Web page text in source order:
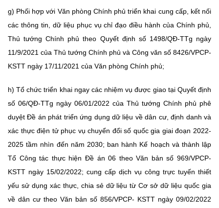
g) Phối hợp với Văn phòng Chính phủ triển khai cung cấp, kết nối
các thông tin, dữ liệu phục vụ chỉ đạo điều hành của Chính phủ,
Thủ tướng Chính phủ theo Quyết định số 1498/QĐ-TTg ngày
11/9/2021 của Thủ tướng Chính phủ và Công văn số 8426/VPCP-
KSTT ngày 17/11/2021 của Văn phòng Chính phủ;
h) Tổ chức triển khai ngay các nhiệm vụ được giao tại Quyết định
số 06/QĐ-TTg ngày 06/01/2022 của Thủ tướng Chính phủ phê
duyệt Đề án phát triển ứng dụng dữ liệu về dân cư, định danh và
xác thực điện tử phục vụ chuyển đổi số quốc gia giai đoạn 2022-
2025 tầm nhìn đến năm 2030; ban hành Kế hoạch và thành lập
Tổ Công tác thực hiện Đề án 06 theo Văn bản số 969/VPCP-
KSTT ngày 15/02/2022; cung cấp dịch vụ công trực tuyến thiết
yếu sử dụng xác thực, chia sẻ dữ liệu từ Cơ sở dữ liệu quốc gia
về dân cư theo Văn bản số 856/VPCP- KSTT ngày 09/02/2022